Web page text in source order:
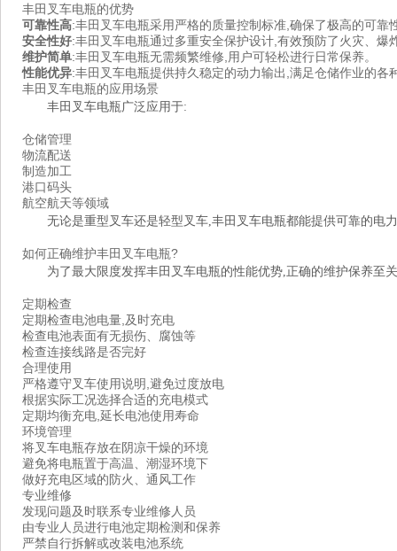
丰田叉车电瓶的优势
可靠性高:丰田叉车电瓶采用严格的质量控制标准,确保了极高的可靠
安全性好:丰田叉车电瓶通过多重安全保护设计,有效预防了火灾、爆
维护简单:丰田叉车电瓶无需频繁维修,用户可轻松进行日常保养。
性能优异:丰田叉车电瓶提供持久稳定的动力输出,满足仓储作业的各
丰田叉车电瓶的应用场景
丰田叉车电瓶广泛应用于:
仓储管理
物流配送
制造加工
港口码头
航空航天等领域
无论是重型叉车还是轻型叉车,丰田叉车电瓶都能提供可靠的电
如何正确维护丰田叉车电瓶?
为了最大限度发挥丰田叉车电瓶的性能优势,正确的维护保养至
定期检查
定期检查电池电量,及时充电
检查电池表面有无损伤、腐蚀等
检查连接线路是否完好
合理使用
严格遵守叉车使用说明,避免过度放电
根据实际工况选择合适的充电模式
定期均衡充电,延长电池使用寿命
环境管理
将叉车电瓶存放在阴凉干燥的环境
避免将电瓶置于高温、潮湿环境下
做好充电区域的防火、通风工作
专业维修
发现问题及时联系专业维修人员
由专业人员进行电池定期检测和保养
严禁自行拆解或改装电池系统